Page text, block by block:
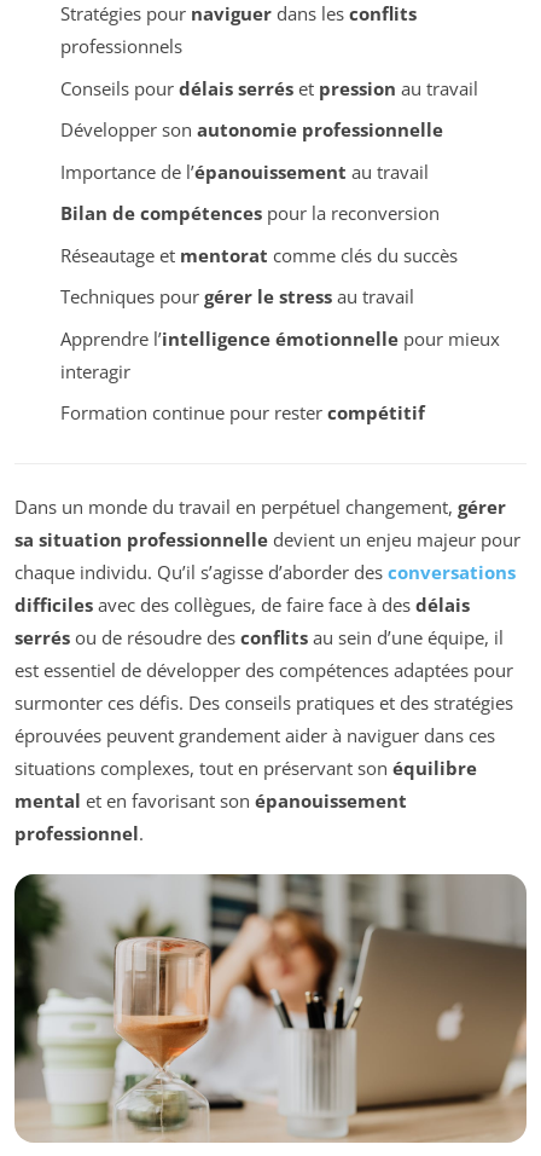
Stratégies pour naviguerdans les conflits
professionnels
Conseils pour délais serréset pression au travail
Développer son autonomie professionnelle
Importance de l’épanouissement au travail
Bilan de compétencespour la reconversion
Réseautage et mentorat comme clés du succès
Techniques pour gérer le stressau travail
Apprendre l’intelligence émotionnellepour mieux
interagir
Formation continue pour rester compétitif
Dans un monde du travail en perpétuel changement, gérer
sa situation professionnelle devient un enjeu majeur pour
chaque individu. Qu’il s’agisse d’aborder des conversations
difficiles avec des collègues, de faire face à des délais
serrés ou de résoudre des conflits au sein d’une équipe, il
est essentiel de développer des compétences adaptées pour
surmonter ces défis. Des conseils pratiques et des stratégies
éprouvées peuvent grandement aider à naviguer dans ces
situations complexes, tout en préservant son équilibre
mental et en favorisant son épanouissement
professionnel.